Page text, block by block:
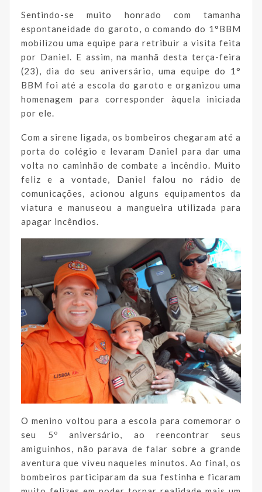
Sentindo-se muito honrado com tamanha
espontaneidade do garoto, o comando do 1°BBM
mobilizou uma equipe para retribuir a visita feita
por Daniel. E assim, na manhã desta terça-feira
(23), dia do seu aniversário, uma equipe do 1°
BBM foi até a escola do garoto e organizou uma
homenagem para corresponder àquela iniciada
por ele.
Com a sirene ligada, os bombeiros chegaram até a
porta do colégio e levaram Daniel para dar uma
volta no caminhão de combate a incêndio. Muito
feliz e a vontade, Daniel falou no rádio de
comunicações, acionou alguns equipamentos da
viatura e manuseou a mangueira utilizada para
apagar incêndios.
O menino voltou para a escola para comemorar o
seu 5º aniversário, ao reencontrar seus
amiguinhos, não parava de falar sobre a grande
aventura que viveu naqueles minutos. Ao final, os
bombeiros participaram da sua festinha e ficaram